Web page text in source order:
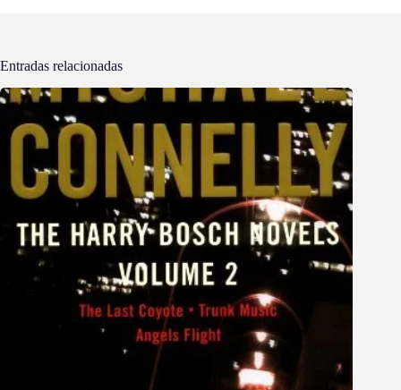
Entradas relacionadas